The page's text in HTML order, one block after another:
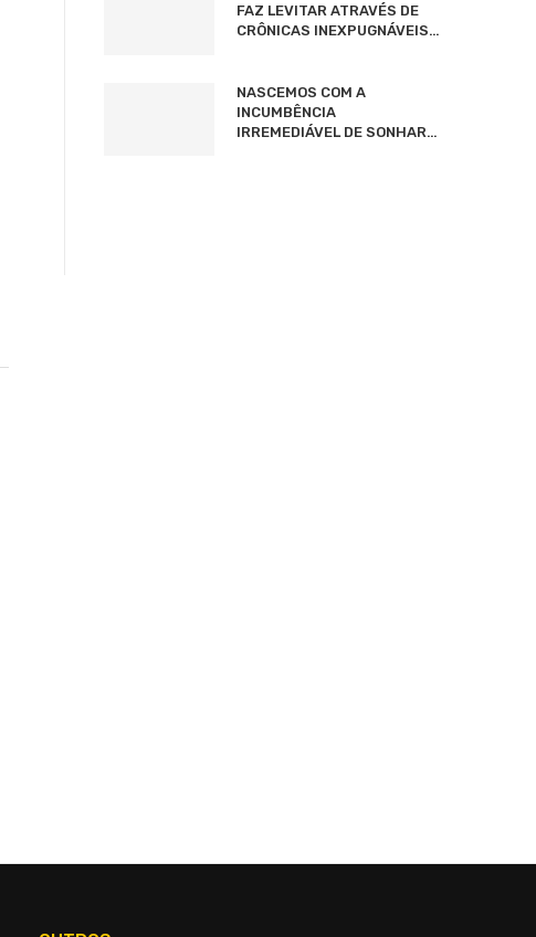
FAZ LEVITAR ATRAVÉS DE
CRÔNICAS INEXPUGNÁVEIS…
NASCEMOS COM A
INCUMBÊNCIA
IRREMEDIÁVEL DE SONHAR…